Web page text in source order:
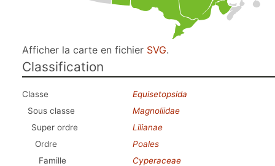
Afficher la carte en fichier SVG.
Classification
Classe
Equisetopsida
Sous classe
Magnoliidae
Super ordre
Lilianae
Ordre
Poales
Famille
Cyperaceae